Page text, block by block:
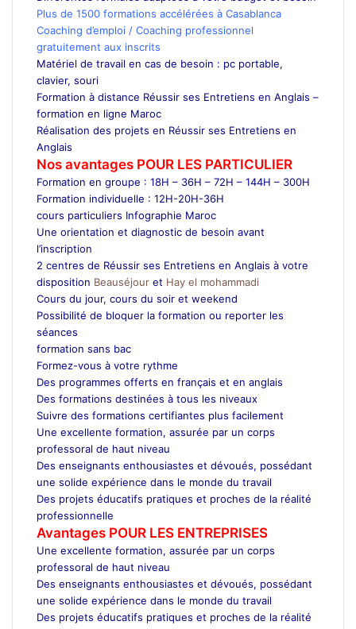
Plus de 1500 formations accélérées à Casablanca
Coaching d’emploi / Coaching professionnel
gratuitement aux inscrits
Matériel de travail en cas de besoin : pc portable,
clavier, souri
Formation à distance Réussir ses Entretiens en Anglais –
formation en ligne Maroc
Réalisation des projets en Réussir ses Entretiens en
Anglais
Nos avantages POUR LES PARTICULIER
Formation en groupe : 18H – 36H – 72H – 144H – 300H
Formation individuelle : 12H-20H-36H
cours particuliers Infographie Maroc
Une orientation et diagnostic de besoin avant
l’inscription
2 centres de Réussir ses Entretiens en Anglais à votre
disposition Beauséjour et Hay el mohammadi
Cours du jour, cours du soir et weekend
Possibilité de bloquer la formation ou reporter les
séances
formation sans bac
Formez-vous à votre rythme
Des programmes offerts en français et en anglais
Des formations destinées à tous les niveaux
Suivre des formations certifiantes plus facilement
Une excellente formation, assurée par un corps
professoral de haut niveau
Des enseignants enthousiastes et dévoués, possédant
une solide expérience dans le monde du travail
Des projets éducatifs pratiques et proches de la réalité
professionnelle
Avantages POUR LES ENTREPRISES
Une excellente formation, assurée par un corps
professoral de haut niveau
Des enseignants enthousiastes et dévoués, possédant
une solide expérience dans le monde du travail
Des projets éducatifs pratiques et proches de la réalité